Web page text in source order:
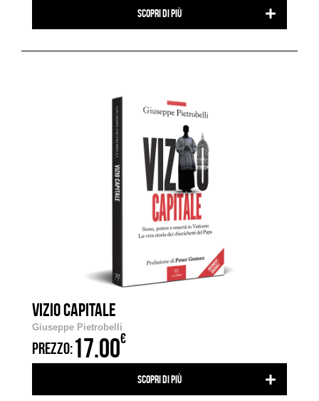
Scopri di più
VIZIO CAPITALE
Giuseppe Pietrobelli
PREZZO:17.00€
Scopri di più